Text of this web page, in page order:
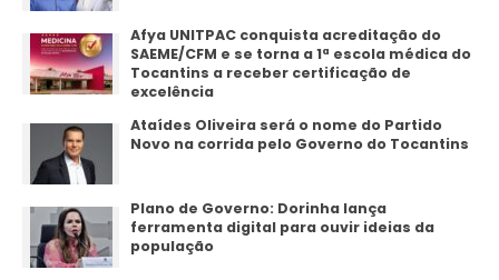
Afya UNITPAC conquista acreditação do
SAEME/CFM e se torna a 1ª escola médica do
Tocantins a receber certificação de
excelência
Ataídes Oliveira será o nome do Partido
Novo na corrida pelo Governo do Tocantins
Plano de Governo: Dorinha lança
ferramenta digital para ouvir ideias da
população